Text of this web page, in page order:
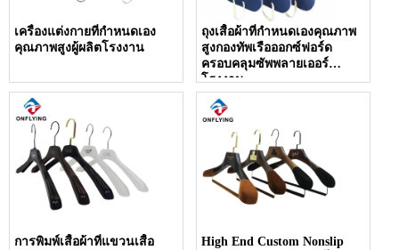
เครื่องแต่งกายที่กำหนดเอง
คุณภาพสูงผู้ผลิตโรงงาน
ถุงเสื้อผ้าที่กำหนดเองคุณภาพ
สูงกองทัพเรือออกซ์ฟอร์ด
ครอบคลุมซัพพลายเออร์
โรงงาน
การพิมพ์เสื้อผ้าที่แขวนเสื้อ
High End Custom Nonslip